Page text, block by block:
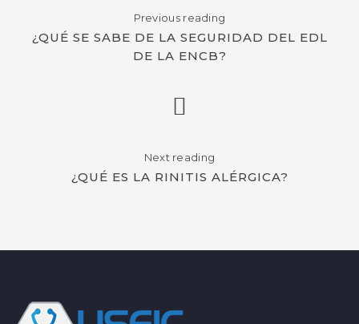
Previous reading
¿QUÉ SE SABE DE LA SEGURIDAD DEL EDL
DE LA ENCB?
Next reading
¿QUÉ ES LA RINITIS ALÉRGICA?